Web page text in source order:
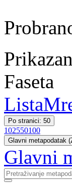
Faseta
Lista
Po stranici: 50
102550100
Glavni metapodatak
Glavni